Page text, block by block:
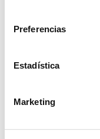
Preferencias
Estadística
Marketing